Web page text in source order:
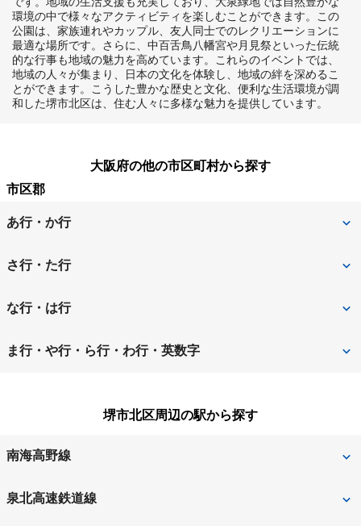
環境の中で様々なアクティビティを楽しむことができます。この
公園は、家族連れやカップル、友人同士でのレクリエーションに
最適な場所です。さらに、中百舌鳥八幡宮や月見祭といった伝統
的な行事も地域の魅力を高めています。これらのイベントでは、
地域の人々が集まり、日本の文化を体験し、地域の絆を深めるこ
とができます。こうした豊かな歴史と文化、便利な生活環境が調
和した堺市北区は、住む人々に多様な魅力を提供しています。
大阪府の他の市区町村から探す
市区郡
あ行・か行
池田市
泉佐野市
大阪市生野区
大阪市北区
さ行・た行
堺市
堺市堺区 堺市中区
堺市美原区
四條畷市
摂津市
な行・は行
寝屋川市 羽曳野市
藤井寺市
ま行・や行・ら行・わ行・英数字
箕面市
八尾市
堺市北区周辺の駅から探す
南海高野線
中百舌鳥
泉北高速鉄道線